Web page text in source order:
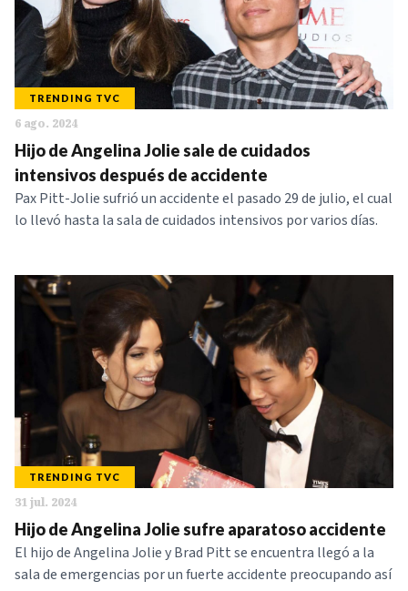
TRENDING TVC
6 ago. 2024
Hijo de Angelina Jolie sale de cuidados
intensivos después de accidente
Pax Pitt-Jolie sufrió un accidente el pasado 29 de julio, el cual
lo llevó hasta la sala de cuidados intensivos por varios días.
TRENDING TVC
31 jul. 2024
Hijo de Angelina Jolie sufre aparatoso accidente
El hijo de Angelina Jolie y Brad Pitt se encuentra llegó a la
sala de emergencias por un fuerte accidente preocupando así